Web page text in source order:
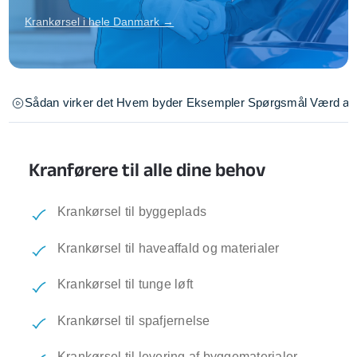
Krankørsel i hele Danmark →
Sådan virker det Hvem byder Eksempler Spørgsmål Værd at
Kranførere til alle dine behov
Krankørsel til byggeplads
Krankørsel til haveaffald og materialer
Krankørsel til tunge løft
Krankørsel til spafjernelse